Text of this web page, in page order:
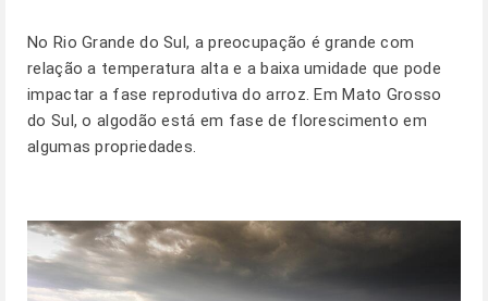
No Rio Grande do Sul, a preocupação é grande com
relação a temperatura alta e a baixa umidade que pode
impactar a fase reprodutiva do arroz. Em Mato Grosso
do Sul, o algodão está em fase de florescimento em
algumas propriedades.